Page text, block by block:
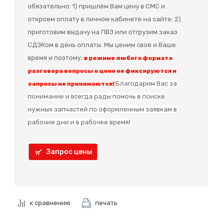
обязательно: 1) пришлём Вам цену в СМС и
откроем оплату в личном кабинете на сайте; 2)
приготовим выдачу на ПВЗ или отгрузим заказ
СДЭКом в день оплаты. Мы ценим своё и Ваше
время и поэтому, в режиме любого формата
разговора вопросы о цене не фиксируются и
запросы не принимаются!Благодарим Вас за
понимание и всегда рады помочь в поиске
нужных запчастей по оформленным заявкам в
рабочие дни и в рабочее время!
Запрос цены
к сравнению печать